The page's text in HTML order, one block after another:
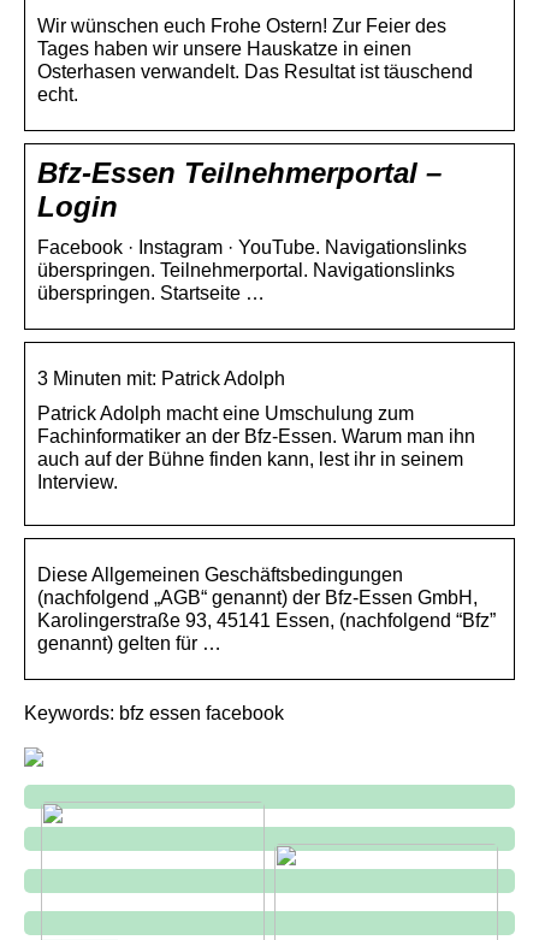
Wir wünschen euch Frohe Ostern! Zur Feier des
Tages haben wir unsere Hauskatze in einen
Osterhasen verwandelt. Das Resultat ist täuschend
echt.
Bfz-Essen Teilnehmerportal –
Login
Facebook · Instagram · YouTube. Navigationslinks
überspringen. Teilnehmerportal. Navigationslinks
überspringen. Startseite …
3 Minuten mit: Patrick Adolph
Patrick Adolph macht eine Umschulung zum
Fachinformatiker an der Bfz-Essen. Warum man ihn
auch auf der Bühne finden kann, lest ihr in seinem
Interview.
Diese Allgemeinen Geschäftsbedingungen
(nachfolgend „AGB“ genannt) der Bfz-Essen GmbH,
Karolingerstraße 93, 45141 Essen, (nachfolgend “Bfz”
genannt) gelten für …
Keywords: bfz essen facebook